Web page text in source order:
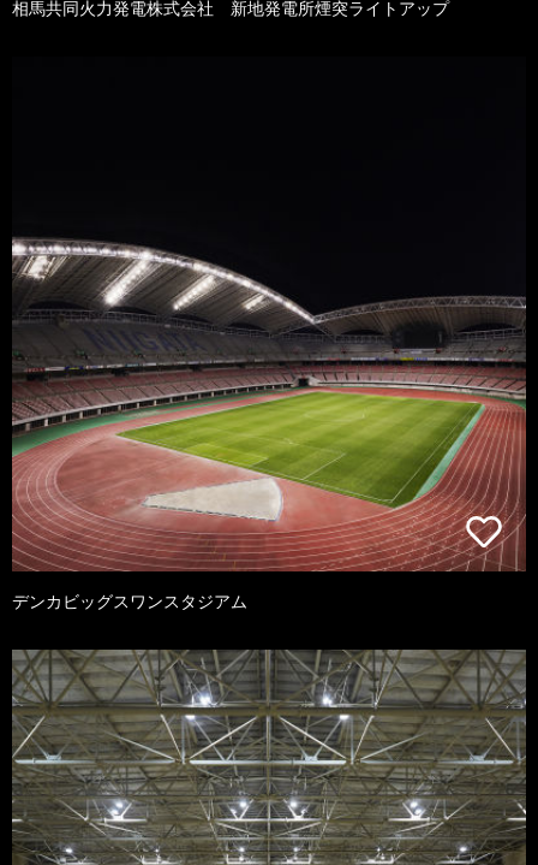
相馬共同火力発電株式会社 新地発電所煙突ライトアップ
デンカビッグスワンスタジアム